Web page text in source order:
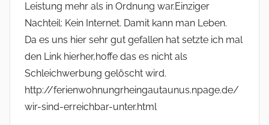
Leistung mehr als in Ordnung war.Einziger
Nachteil: Kein Internet. Damit kann man Leben.
Da es uns hier sehr gut gefallen hat setzte ich mal
den Link hierher,hoffe das es nicht als
Schleichwerbung gelöscht wird.
http://ferienwohnungrheingautaunus.npage.de/
wir-sind-erreichbar-unter.html